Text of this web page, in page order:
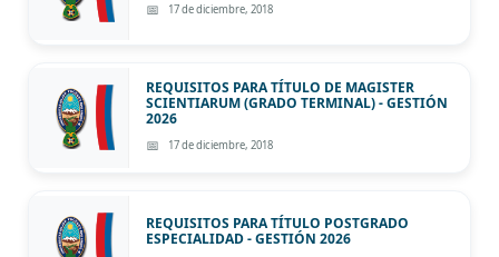
17 de diciembre, 2018
REQUISITOS PARA TÍTULO DE MAGISTER
SCIENTIARUM (GRADO TERMINAL) - GESTIÓN
2026
17 de diciembre, 2018
REQUISITOS PARA TÍTULO POSTGRADO
ESPECIALIDAD - GESTIÓN 2026